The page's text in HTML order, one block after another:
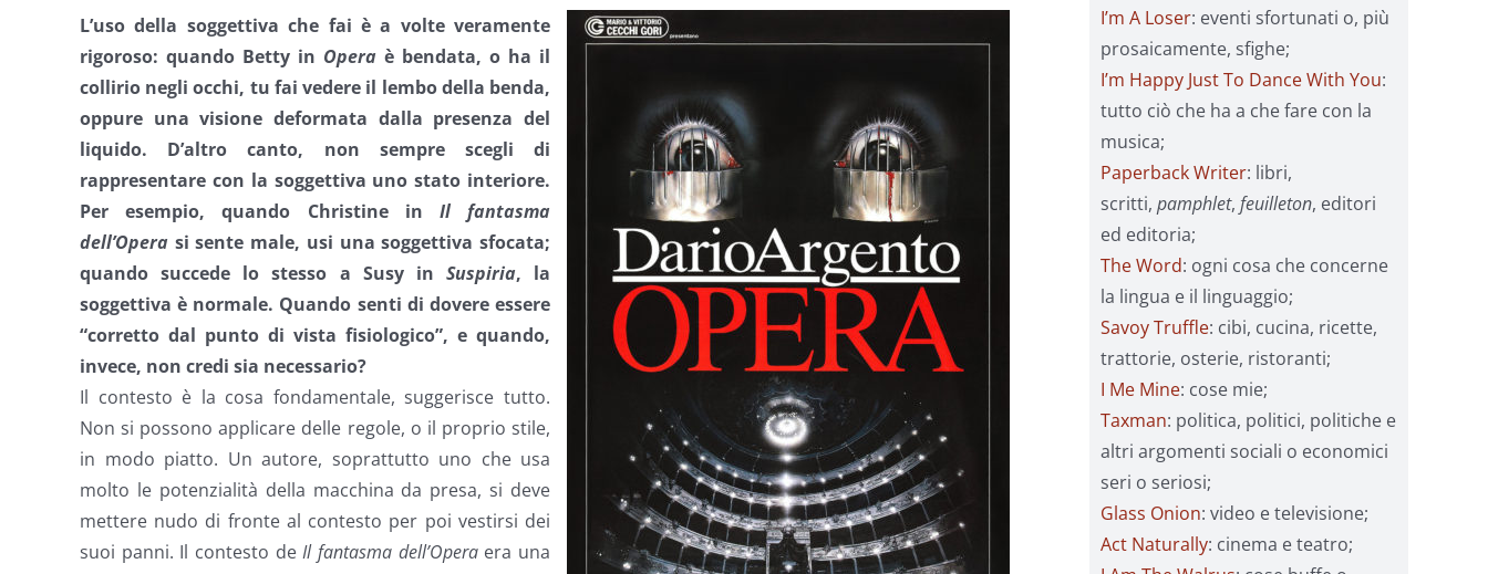
L’uso della soggettiva che fai è a volte veramente
rigoroso: quando Betty in Opera è bendata, o ha il
collirio negli occhi, tu fai vedere il lembo della benda,
oppure una visione deformata dalla presenza del
liquido. D’altro canto, non sempre scegli di
rappresentare con la soggettiva uno stato interiore.
Per esempio, quando Christine in Il fantasma
dell’Opera si sente male, usi una soggettiva sfocata;
quando succede lo stesso a Susy in Suspiria, la
soggettiva è normale. Quando senti di dovere essere
“corretto dal punto di vista fisiologico”, e quando,
invece, non credi sia necessario?
Il contesto è la cosa fondamentale, suggerisce tutto.
Non si possono applicare delle regole, o il proprio stile,
in modo piatto. Un autore, soprattutto uno che usa
molto le potenzialità della macchina da presa, si deve
mettere nudo di fronte al contesto per poi vestirsi dei
suoi panni. Il contesto deIl fantasma dell’Operaera una
I’m A Loser: eventi sfortunati o, più
prosaicamente, sfighe;
I’m Happy Just To Dance With You:
tutto ciò che ha a che fare con la
musica;
Paperback Writer: libri,
scritti, pamphlet, feuilleton, editori
ed editoria;
The Word: ogni cosa che concerne
la lingua e il linguaggio;
Savoy Truffle: cibi, cucina, ricette,
trattorie, osterie, ristoranti;
I Me Mine: cose mie;
Taxman: politica, politici, politiche e
altri argomenti sociali o economici
seri o seriosi;
Glass Onion: video e televisione;
Act Naturally: cinema e teatro;